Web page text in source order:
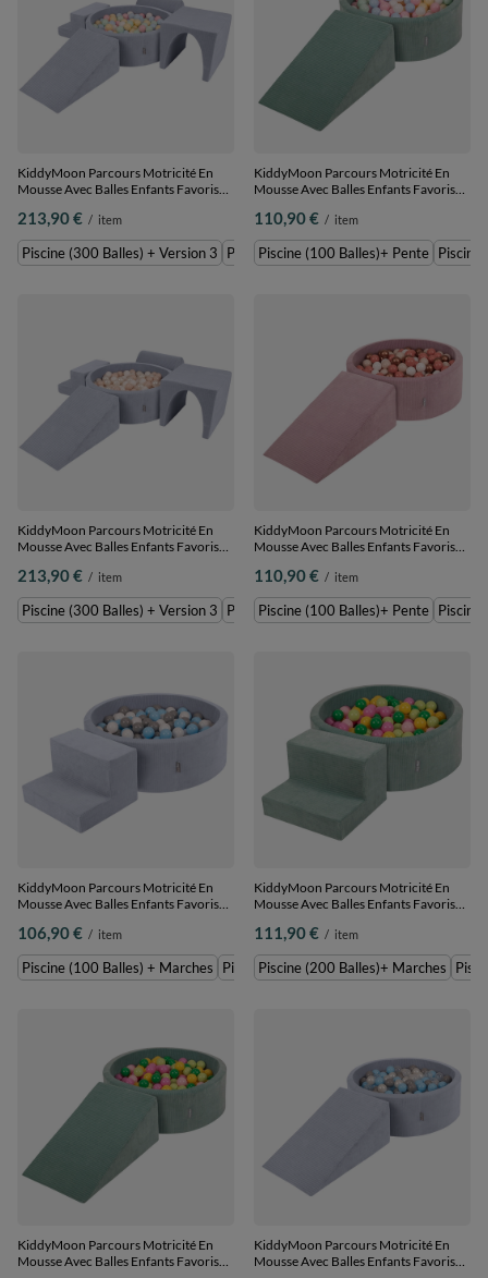
KiddyMoon Parcours Motricité En
Mousse Avec Balles Enfants Favorise
pastel/jaune pastel/blanc/menthe/rose
poudré, Piscine (300 Balles) + Version
3
213,90 € / item
Piscine (300 Balles) + Version 3 Piscine (200 Balles) + Version 3
KiddyMoon Parcours Motricité En
Mousse Avec Balles Enfants Favorise
pastel/blanc/menthe/rose poudré,
Piscine (100 Balles)+ Pente
110,90 € / item
Piscine (100 Balles)+ Pente Piscine
KiddyMoon Parcours Motricité En
Mousse Avec Balles Enfants Favorise
pastel/blanc/perle, Piscine (300
Balles) + Version 3
213,90 € / item
Piscine (300 Balles) + Version 3 Piscine (200 Balles) + Version 3
KiddyMoon Parcours Motricité En
Mousse Avec Balles Enfants Favorise
pastel/blanc/cuivre/saumon, Piscine
(100 Balles)+ Pente
110,90 € / item
Piscine (100 Balles)+ Pente Piscine
KiddyMoon Parcours Motricité En
Mousse Avec Balles Enfants Favorise
gris/blanc/babyblue, Piscine (100
Balles) + Marches
106,90 € / item
Piscine (100 Balles) + Marches Piscine (200 Balles)+ Marches
KiddyMoon Parcours Motricité En
Mousse Avec Balles Enfants Favorise
clair/vert/jaune/rose poudré/rose,
Piscine (200 Balles)+ Marches
111,90 € / item
Piscine (200 Balles)+ Marches
KiddyMoon Parcours Motricité En
Mousse Avec Balles Enfants Favorise
KiddyMoon Parcours Motricité En
Mousse Avec Balles Enfants Favorise